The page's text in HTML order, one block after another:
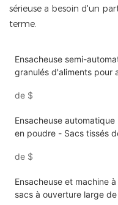
sérieuse a besoin d'un
terme.
Ensacheuse semi-
granulés d'aliments pour
de $
Ensacheuse
en poudre - Sacs tissés
de $
Ensacheuse et machine
sacs à ouverture large